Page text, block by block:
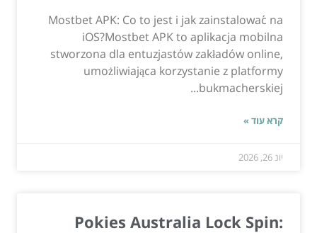
Mostbet APK: Co to jest i jak zainstalować na
iOS?Mostbet APK to aplikacja mobilna
stworzona dla entuzjastów zakładów online,
umożliwiająca korzystanie z platformy
bukmacherskiej...
קרא עוד »
יונ 26, 2026
Pokies Australia Lock Spin: